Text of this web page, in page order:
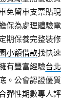
免留車支票貼現
保為處理體驗
期保養完整裝
小額借款找快
有豐富經驗台
。公會認證優
彈性期數專人